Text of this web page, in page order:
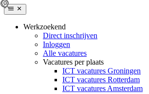
Werkzoekend
Direct inschrijven
Inloggen
Alle vacatures
Vacatures per plaats
ICT vacatures Groningen
ICT vacatures Rotterdam
ICT vacatures Amsterdam